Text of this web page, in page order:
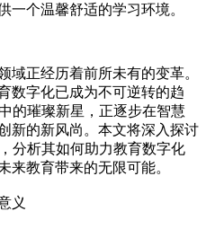
一个温馨舒适的学习环境。
域正经历着前所未有的变革。
数字化已成为不可逆转的趋
的璀璨新星，正逐步在智慧
新的新风尚。本文将深入探讨
分析其如何助力教育数字化
来教育带来的无限可能。
义